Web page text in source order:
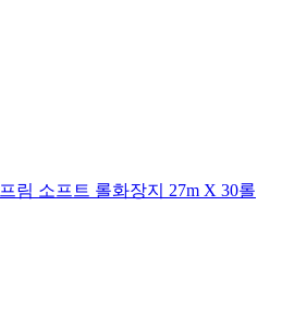
림 소프트 롤화장지 27m X 30롤